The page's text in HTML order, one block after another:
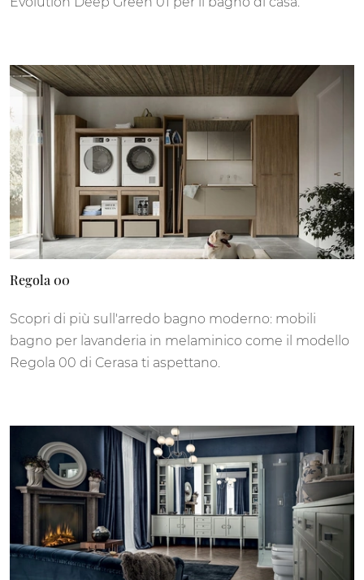
Regola 00
Scopri di più sull'arredo bagno moderno: mobili
bagno per lavanderia in melaminico come il modello
Regola 00 di Cerasa ti aspettano.